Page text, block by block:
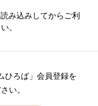
み込みしてからご利
。
ひろば」会員登録を
い。